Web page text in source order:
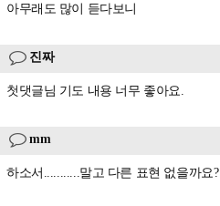
아무래도 많이 듣다보니
진짜
첫댓글님 기도 내용 너무 좋아요.
mm
하소서...........말고 다른 표현 없을까요?